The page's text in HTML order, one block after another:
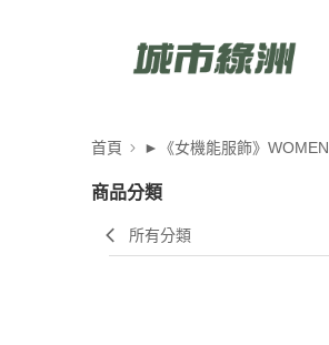
首頁 ►《女機能服飾》WOMEN
商品分類
所有分類